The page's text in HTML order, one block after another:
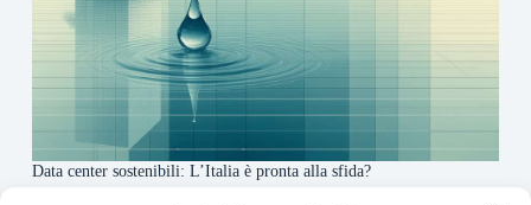
Data center sostenibili: L’Italia è pronta alla sfida?